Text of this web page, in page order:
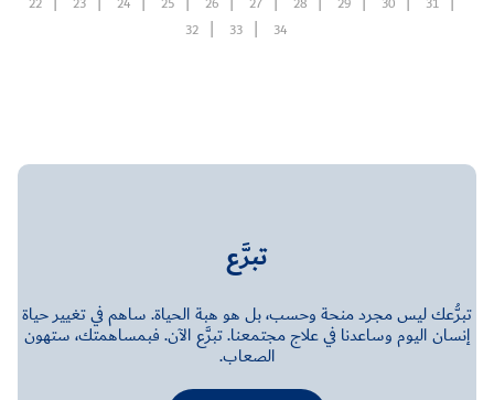
32
33 34
تبرَّع
تبرُّعك ليس مجرد منحة وحسب، بل هو هبة الحياة. ساهم في تغيير حياة
إنسان اليوم وساعدنا في علاج مجتمعنا. تبرَّع الآن. فبمساهمتك، ستهون
الصعاب.